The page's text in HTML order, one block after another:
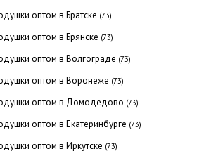
оптом в Братске (73)
оптом в Брянске (73)
оптом в Волгограде (73)
оптом в Воронеже (73)
оптом в Домодедово (73)
оптом в Екатеринбурге (73)
оптом в Иркутске (73)